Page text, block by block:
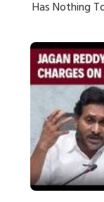
Has Nothing